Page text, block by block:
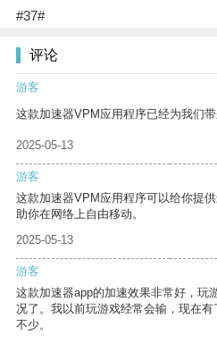
#37#
评论
游客
这款加速器VPM应用程序已经为我们
2025-05-13
游客
这款加速器VPM应用程序可以给你提
助你在网络上自由移动。
2025-05-13
游客
这款加速器app的加速效果非常好，玩
况了。我以前玩游戏经常会输，现在
不少。